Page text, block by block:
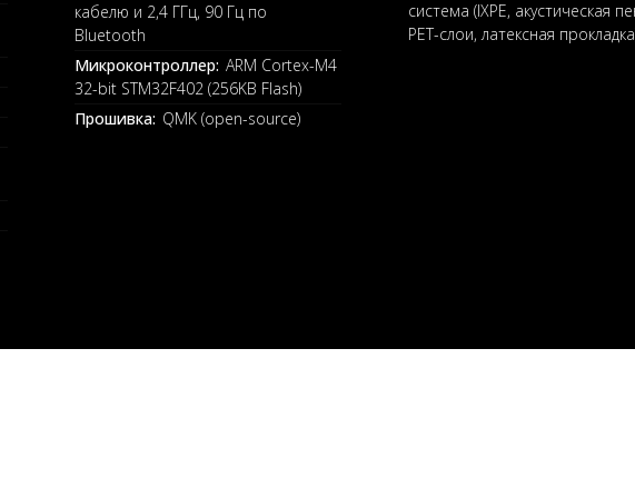
кабелю и 2,4 ГГц, 90 Гц по
Bluetooth
Микроконтроллер: ARM Cortex-M4
32-bit STM32F402 (256KB Flash)
Прошивка: QMK (open-source)
система (IXPE, акустическая
PET-слои, латексная